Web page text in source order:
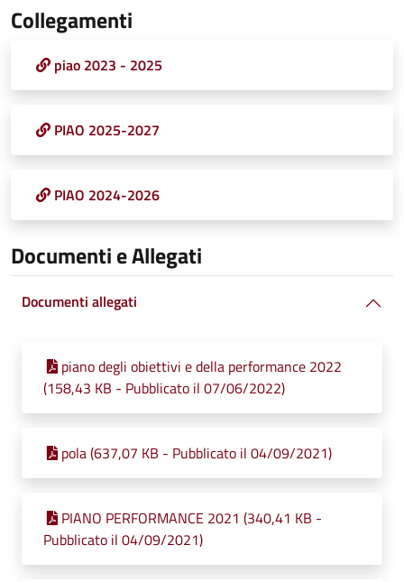
Collegamenti
piao 2023 - 2025
PIAO 2025-2027
PIAO 2024-2026
Documenti e Allegati
Documenti allegati
piano degli obiettivi e della performance 2022
(158,43 KB - Pubblicato il 07/06/2022)
pola (637,07 KB - Pubblicato il 04/09/2021)
PIANO PERFORMANCE 2021 (340,41 KB -
Pubblicato il 04/09/2021)